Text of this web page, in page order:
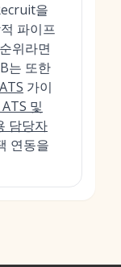
을
파이프
위라면
는 또한
가이
및
담당자
연동을